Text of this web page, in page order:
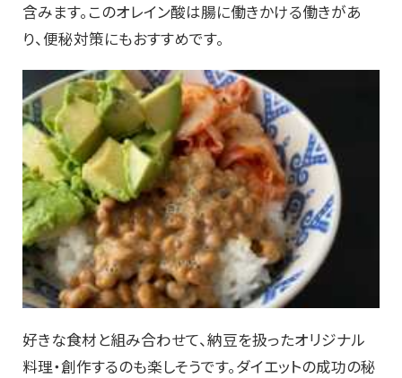
含みます。このオレイン酸は腸に働きかける働きがあ
り、便秘対策にもおすすめです。
好きな食材と組み合わせて、納豆を扱ったオリジナル
料理・創作するのも楽しそうです。ダイエットの成功の秘